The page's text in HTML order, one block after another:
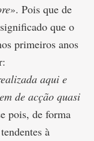
». Pois que de
que o
primeiros anos
aqui e
de acção quasi
pois, de forma
à